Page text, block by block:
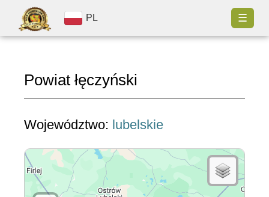
PL ☰
Powiat łęczyński
Województwo: lubelskie